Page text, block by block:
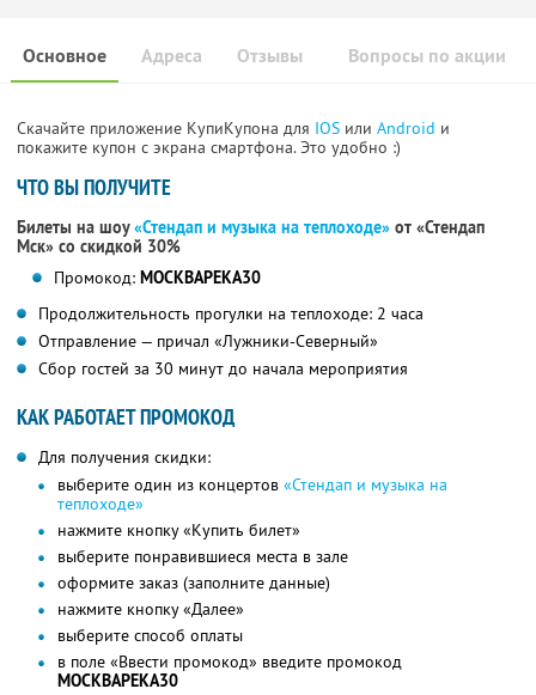
Основное Отзывы Вопросы по акции
Адреса
Скачайте приложение КупиКупона для IOS или Android и
покажите купон с экрана смартфона. Это удобно :)
ЧТО ВЫ ПОЛУЧИТЕ
Билеты на шоу«Стендап и музыка на теплоходе» от «Стендап
Мск» со скидкой 30%
Промокод: МОСКВАРЕКА30
Продолжительность прогулки на теплоходе: 2 часа
Отправление — причал «Лужники-Северный»
Сбор гостей за 30 минут до начала мероприятия
КАК РАБОТАЕТ ПРОМОКОД
Для получения скидки:
выберите один из концертов «Стендап и музыка на
теплоходе»
нажмите кнопку «Купить билет»
выберите понравившиеся места в зале
оформите заказ (заполните данные)
нажмите кнопку «Далее»
выберите способ оплаты
в поле «Ввести промокод» введите промокод
МОСКВАРЕКА30